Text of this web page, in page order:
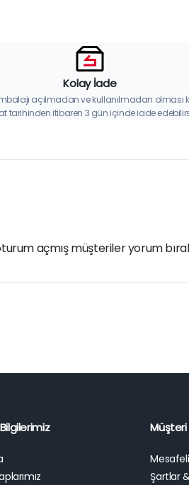
Kolay İade
açılmadan ve kullanılmadan olması
tarihinden itibaren 3 gün içinde iade
açmış müşteriler yorum
Şartlar